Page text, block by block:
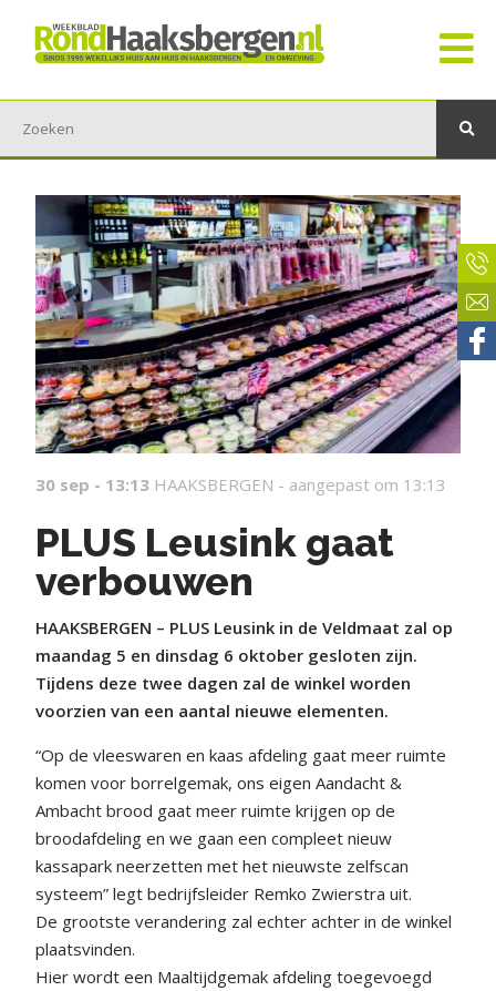
30 sep - 13:13 HAAKSBERGEN - aangepast om 13:13
PLUS Leusink gaat
verbouwen
HAAKSBERGEN – PLUS Leusink in de Veldmaat zal op
maandag 5 en dinsdag 6 oktober gesloten zijn.
Tijdens deze twee dagen zal de winkel worden
voorzien van een aantal nieuwe elementen.
“Op de vleeswaren en kaas afdeling gaat meer ruimte
komen voor borrelgemak, ons eigen Aandacht &
Ambacht brood gaat meer ruimte krijgen op de
broodafdeling en we gaan een compleet nieuw
kassapark neerzetten met het nieuwste zelfscan
systeem” legt bedrijfsleider Remko Zwierstra uit.
De grootste verandering zal echter achter in de winkel
plaatsvinden.
Hier wordt een Maaltijdgemak afdeling toegevoegd